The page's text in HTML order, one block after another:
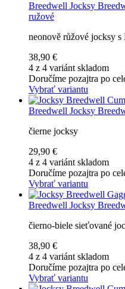
Breedwell Jocksy
ružové
neonově růžové jocksy
38,90 €
4 z 4 variánt skladom
Doručíme pozajtra po
Vybrať variantu
Breedwell Jocksy
čierne jocksy
29,90 €
4 z 4 variánt skladom
Doručíme pozajtra po
Vybrať variantu
Breedwell Jocksy
čierno-biele sieťované
38,90 €
4 z 4 variánt skladom
Doručíme pozajtra po
Vybrať variantu